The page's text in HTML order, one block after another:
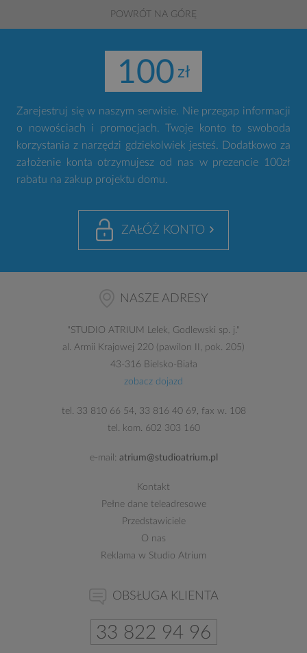
POWRÓT NA GÓRĘ
100
Zarejestruj się w naszym serwisie. Nie przegap informacji
o nowościach i promocjach. Twoje konto to swoboda
korzystania z narzędzi gdziekolwiek jesteś. Dodatkowo za
założenie konta otrzymujesz od nas w prezencie 100zł
rabatu na zakup projektu domu.
ZAŁÓŻ KONTO
NASZE ADRESY
"STUDIO ATRIUM Lelek, Godlewski sp. j."
al. Armii Krajowej 220 (pawilon II, pok. 205)
43-316 Bielsko-Biała
zobacz dojazd
tel. 33 810 66 54, 33 816 40 69, fax w. 108
tel. kom. 602 303 160
e-mail: atrium@studioatrium.pl
Kontakt
Pełne dane teleadresowe
Przedstawiciele
O nas
Reklama w Studio Atrium
OBSŁUGA KLIENTA
33 822 94 96